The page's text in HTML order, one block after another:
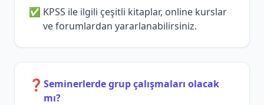
KPSS ile ilgili çeşitli kitaplar, online kurslar
ve forumlardan yararlanabilirsiniz.
❓ Seminerlerde grup çalışmaları olacak
mı?